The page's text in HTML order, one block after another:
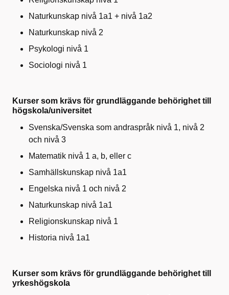
Naturkunskap nivå 1a1 + nivå 1a2
Naturkunskap nivå 2
Psykologi nivå 1
Sociologi nivå 1
Kurser som krävs för grundläggande behörighet till
högskola/universitet
Svenska/Svenska som andraspråk nivå 1, nivå 2
och nivå 3
Matematik nivå 1 a, b, eller c
Samhällskunskap nivå 1a1
Engelska nivå 1 och nivå 2
Naturkunskap nivå 1a1
Religionskunskap nivå 1
Historia nivå 1a1
Kurser som krävs för grundläggande behörighet till
yrkeshögskola